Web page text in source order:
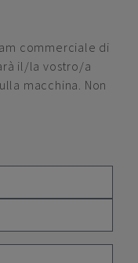
commerciale di
il/la vostro/a
macchina. Non